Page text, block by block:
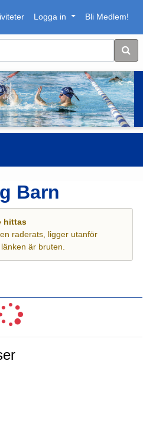
Logga in Bli Medlem!
Sök
Barn
hittas
raderats, ligger utanför
är bruten.